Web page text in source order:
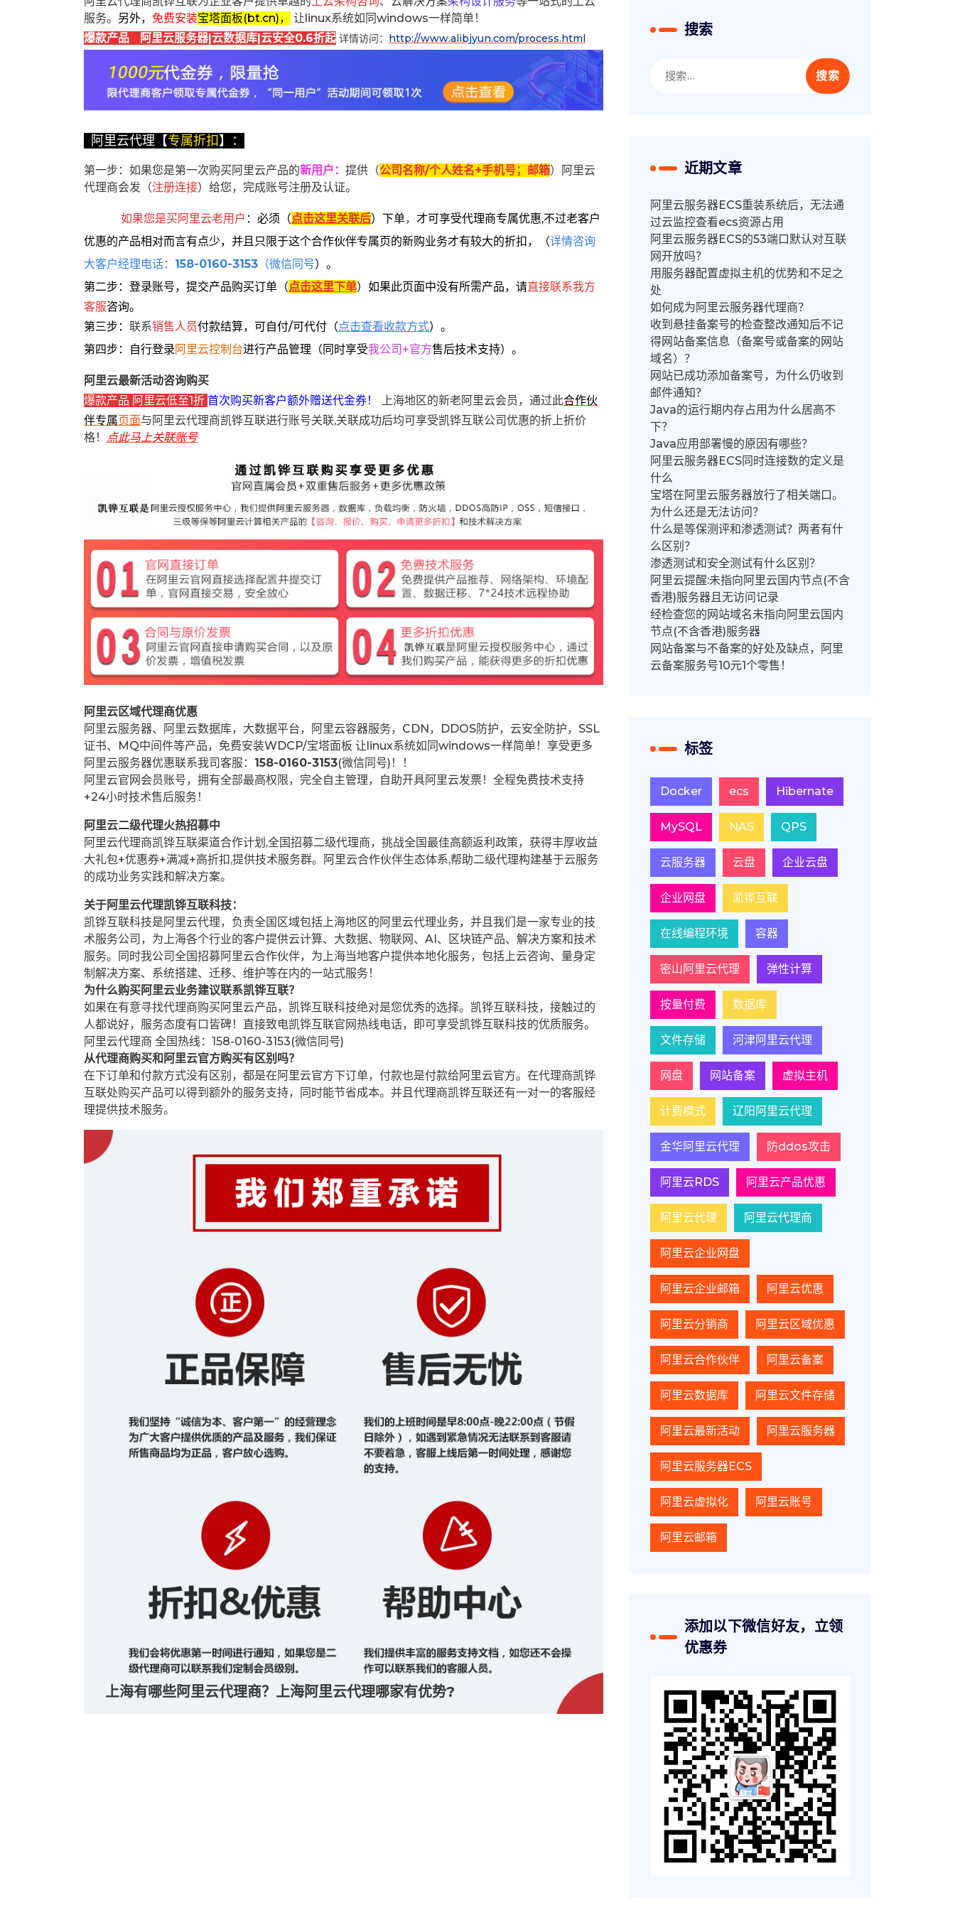
上海有哪些阿里云代理商？上海阿里云代理哪家有优势?
服务。 另外， 免费安装宝塔面板(bt.cn)，
让linux系统如同windows一样简单！
爆款产品 阿里云服务器|云数据库|云安全0.6折起 详情访问： http://www.alibjyun.com/process.html
阿里云代理【专属折扣】：
第一步：如果您是第一次购买阿里云产品的新用户 ： 提供（公司名称/个人姓名+手机号；邮箱）阿里云
代理商会发（注册连接）给您，完成账号注册及认证。
如果您是买阿里云老用户 ： 必须 （点击这里关联后） 下单， 才可享受代理商专属优惠,不过老客户
优惠的产品相对而言有点少，并且只限于这个合作伙伴专属页的新购业务才有较大的折扣，
（详情咨询
大客户经理电话： 158-0160-3153 （微信同号）。
第二步：登录账号，提交产品购买订单（点击这里下单） 如果此页面中没有所需产品，请直接联系我方
客服咨询。
第三步： 联系销售人员付款结算，可自付/可代付（点击查看收款方式）。
第四步：自行登录 阿里云控制台进行产品管理（同时享受我公司+官方售后技术支持）。
阿里云最新活动咨询购买
爆款产品 阿里云低至1折 首次购买新客户额外赠送代金券！ 上海地区的新老阿里云会员，通过此合作伙
伴专属页面与阿里云代理商凯铧互联进行账号关联,关联成功后均可享受凯铧互联公司优惠的折上折价
格！ 点此马上关联账号
阿里云区域代理商优惠
阿里云服务器、阿里云数据库，大数据平台，阿里云容器服务，CDN，DDOS防护，云安全防护，SSL
证书、MQ中间件等产品，免费安装WDCP/宝塔面板 让linux系统如同windows一样简单！享受更多
阿里云服务器优惠联系我司客服： 158-0160-3153(微信同号)！！
阿里云官网会员账号，拥有全部最高权限，完全自主管理，自助开具阿里云发票！全程免费技术支持
+24小时技术售后服务！
阿里云二级代理火热招募中
阿里云代理商凯铧互联渠道合作计划,全国招募二级代理商，挑战全国最佳高额返利政策，获得丰厚收益
大礼包+优惠券+满减+高折扣,提供技术服务群。阿里云合作伙伴生态体系,帮助二级代理构建基于云服务
的成功业务实践和解决方案。
关于阿里云代理凯铧互联科技：
凯铧互联科技是阿里云代理，负责全国区域包括上海地区的阿里云代理业务，并且我们是一家专业的技
术服务公司，为上海各个行业的客户提供云计算、大数据、物联网、AI、区块链产品、解决方案和技术
服务。同时我公司全国招募阿里云合作伙伴，为上海当地客户提供本地化服务，包括上云咨询、量身定
制解决方案、系统搭建、迁移、维护等在内的一站式服务！
为什么购买阿里云业务建议联系凯铧互联？
如果在有意寻找代理商购买阿里云产品，凯铧互联科技绝对是您优秀的选择。凯铧互联科技，接触过的
人都说好，服务态度有口皆碑！直接致电凯铧互联官网热线电话，即可享受凯铧互联科技的优质服务。
阿里云代理商 全国热线：158-0160-3153(微信同号)
从代理商购买和阿里云官方购买有区别吗？
在下订单和付款方式没有区别，都是在阿里云官方下订单，付款也是付款给阿里云官方。在代理商凯铧
互联处购买产品可以得到额外的服务支持，同时能节省成本。并且代理商凯铧互联还有一对一的客服经
理提供技术服务。
搜索
索：
近期文章
阿里云服务器ECS重装系统后，无法通
过云监控查看ecs资源占用
阿里云服务器ECS的53端口默认对互联
网开放吗？
用服务器配置虚拟主机的优势和不足之
处
如何成为阿里云服务器代理商？
收到悬挂备案号的检查整改通知后不记
得网站备案信息（备案号或备案的网站
域名）？
网站已成功添加备案号，为什么仍收到
邮件通知？
Java的运行期内存占用为什么居高不
下？
Java应用部署慢的原因有哪些？
阿里云服务器ECS同时连接数的定义是
什么
宝塔在阿里云服务器放行了相关端口。
为什么还是无法访问？
什么是等保测评和渗透测试？两者有什
么区别？
渗透测试和安全测试有什么区别？
阿里云提醒:未指向阿里云国内节点(不含
香港)服务器且无访问记录
经检查您的网站域名未指向阿里云国内
节点(不含香港)服务器
网站备案与不备案的好处及缺点，阿里
云备案服务号10元1个零售！
标签
Docker ecs Hibernate
MySQL NAS QPS
云服务器 云盘 企业云盘
企业网盘 凯铧互联
在线编程环境 容器
密山阿里云代理 弹性计算
按量付费 数据库
文件存储 河津阿里云代理
网盘 网站备案 虚拟主机
计费模式 辽阳阿里云代理
金华阿里云代理 防ddos攻击
阿里云RDS 阿里云产品优惠
阿里云代理 阿里云代理商
阿里云企业网盘
阿里云企业邮箱 阿里云优惠
阿里云分销商 阿里云区域优惠
阿里云合作伙伴 阿里云备案
阿里云数据库 阿里云文件存储
阿里云最新活动 阿里云服务器
阿里云服务器ECS
阿里云虚拟化 阿里云账号
阿里云邮箱
添加以下微信好友，立领
优惠券